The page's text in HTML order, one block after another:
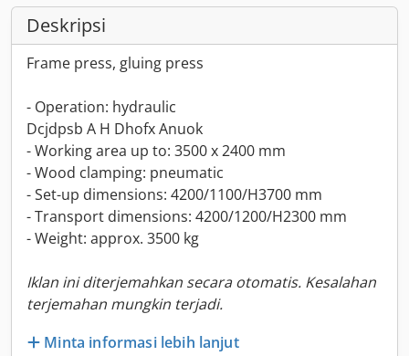
Deskripsi
Frame press, gluing press
- Operation: hydraulic
Dcjdpsb A H Dhofx Anuok
- Working area up to: 3500 x 2400 mm
- Wood clamping: pneumatic
- Set-up dimensions: 4200/1100/H3700 mm
- Transport dimensions: 4200/1200/H2300 mm
- Weight: approx. 3500 kg
Iklan ini diterjemahkan secara otomatis. Kesalahan
terjemahan mungkin terjadi.
Minta informasi lebih lanjut